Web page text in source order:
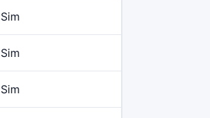
Sim
Sim
Sim